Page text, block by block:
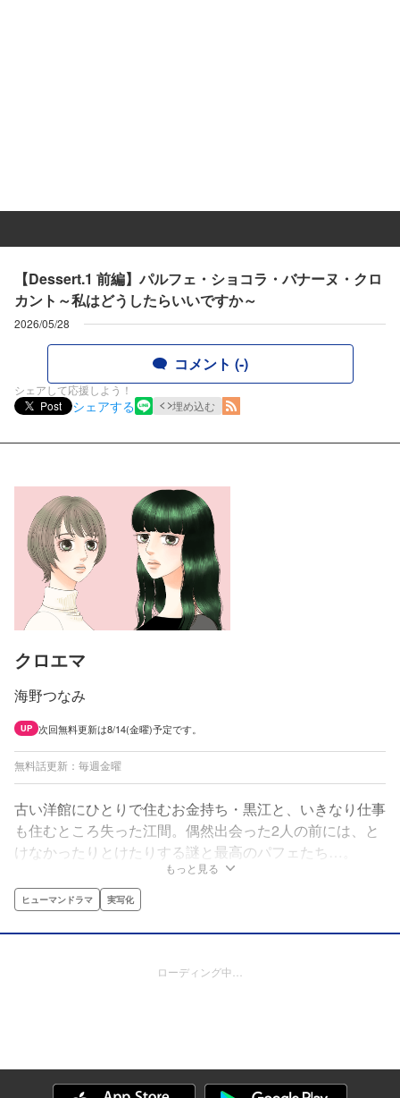
【Dessert.1 前編】パルフェ・ショコラ・バナーヌ・クロ
カント～私はどうしたらいいですか～
2026/05/28
コメント (-)
シェアして応援しよう！
Post
シェアする 埋め込む
クロエマ
海野つなみ
UP 次回無料更新は8/14(金曜)予定です。
無料話更新：毎週金曜
古い洋館にひとりで住むお金持ち・黒江と、いきなり仕事
も住むところ失った江間。偶然出会った2人の前には、と
けなかったりとけたりする謎と最高のパフェたち…。
もっと見る
ヒューマンドラマ 実写化
ローディング中…